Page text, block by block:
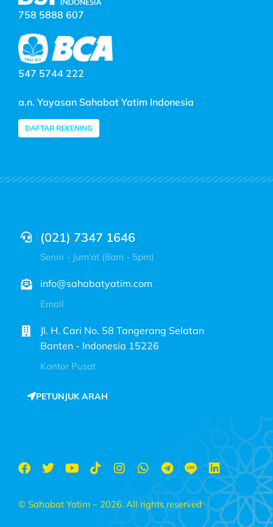
758 5888 607
547 5744 222
a.n. Yayasan Sahabat Yatim Indonesia
DAFTAR REKENING
(021) 7347 1646
Senin - Jum'at (8am - 5pm)
info@sahabatyatim.com
Email
Jl. H. Cari No. 58 Tangerang Selatan
Banten - Indonesia 15226
Kantor Pusat
PETUNJUK ARAH
© Sahabat Yatim – 2026. All rights reserved